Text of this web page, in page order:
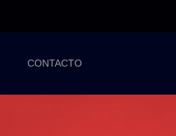
CONTACTO